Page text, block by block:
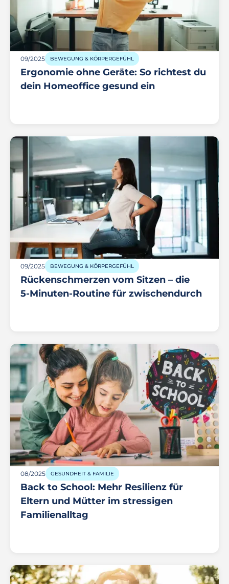
09/2025 BEWEGUNG & KÖRPERGEFÜHL
Ergonomie ohne Geräte: So richtest du
dein Homeoffice gesund ein
09/2025 BEWEGUNG & KÖRPERGEFÜHL
Rückenschmerzen vom Sitzen – die
5‑Minuten‑Routine für zwischendurch
08/2025 GESUNDHEIT & FAMILIE
Back to School: Mehr Resilienz für
Eltern und Mütter im stressigen
Familienalltag